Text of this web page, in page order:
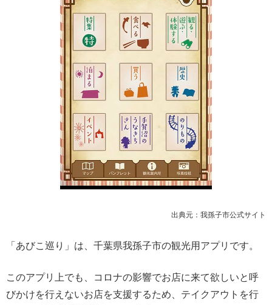
出典元：我孫子市公式サイト
「あびこ巡り」は、千葉県我孫子市の観光用アプリです。
このアプリ上でも、コロナの影響でお店に来て欲しいと呼
びかけを行えないお店を支援するため、テイクアウトを行